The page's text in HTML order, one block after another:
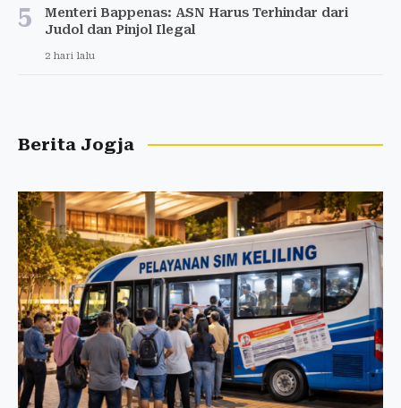
5
Menteri Bappenas: ASN Harus Terhindar dari
Judol dan Pinjol Ilegal
2 hari lalu
Berita Jogja